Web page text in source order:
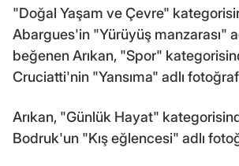
"Doğal Yaşam ve Çevre"
Abargues'in "Yürüyüş manzarası"
beğenen Arıkan, "Spor"
Cruciatti'nin "Yansıma" adlı
Arıkan, "Günlük Hayat"
Bodruk'un "Kış eğlencesi" adlı